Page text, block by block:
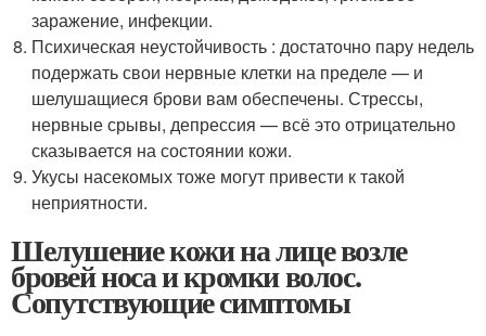
заражение, инфекции.
Психическая неустойчивость : достаточно пару недель
подержать свои нервные клетки на пределе — и
шелушащиеся брови вам обеспечены. Стрессы,
нервные срывы, депрессия — всё это отрицательно
сказывается на состоянии кожи.
Укусы насекомых тоже могут привести к такой
неприятности.
Шелушение кожи на лице возле
бровей носа и кромки волос.
Сопутствующие симптомы